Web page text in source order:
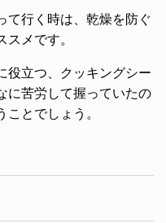
て行く時は、乾燥を防ぐ
メです。
役立つ、クッキングシー
に苦労して握っていたの
とでしょう。